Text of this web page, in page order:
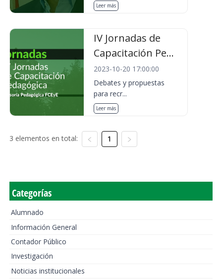
Leer más
IV Jornadas de
Capacitación Pe...
2023-10-20 17:00:00
Debates y propuestas
para recr...
Leer más
3 elementos en total: 1
Categorías
Alumnado
Información General
Contador Público
Investigación
Noticias institucionales